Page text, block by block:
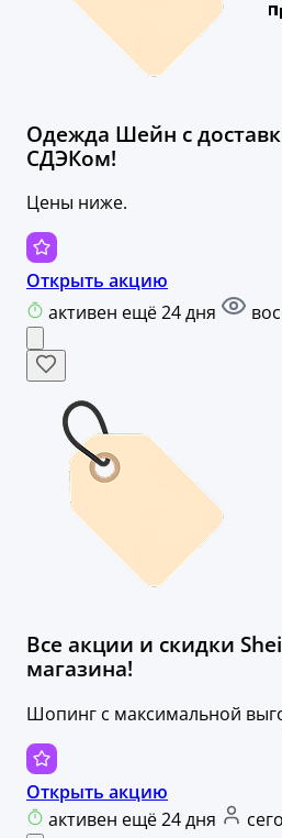
Одежда Шейн с
СДЭКом!
Цены ниже.
Открыть акцию
активен ещё 24 дня
Все акции и скидки
магазина!
Шопинг с максимальной
Открыть акцию
активен ещё 24 дня